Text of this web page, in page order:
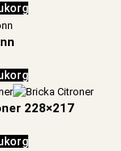
228×217